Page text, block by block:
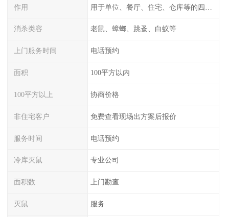
作用
消杀类容 老鼠、蟑螂、跳蚤、白蚁等
上门服务时间 电话预约
面积 100平方以内
100平方以上 协商价格
非住宅客户 免费查看现场出方案后报价
服务时间 电话预约
冷库灭鼠 专业公司
面积数 上门勘查
灭鼠 服务